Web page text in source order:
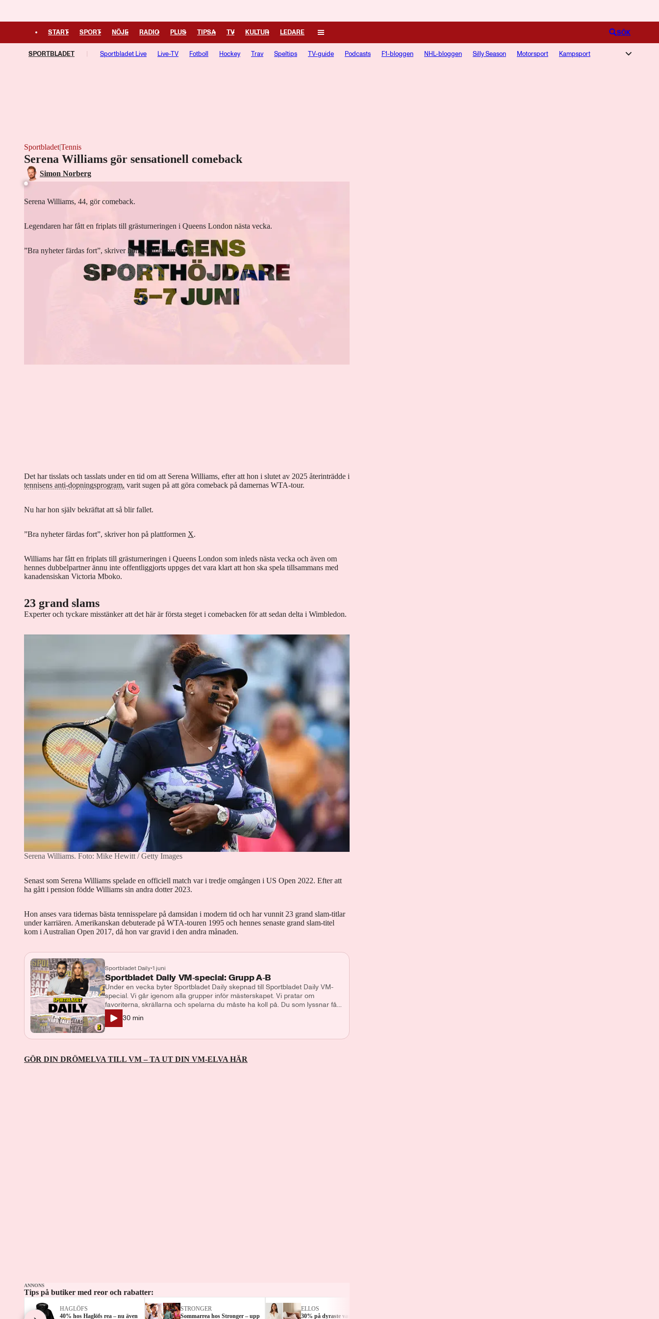
START SPORT NÖJE RADIO PLUS TIPSA TV KULTUR LEDARE SÖK
SPORTBLADET Sportbladet Live Live-TV Fotboll Hockey Trav Speltips TV-guide Podcasts F1-bloggen NHL-bloggen Silly Season Motorsport Kampsport
Sportbladet|Tennis
Serena Williams gör sensationell comeback
Simon Norberg
Serena Williams, 44, gör comeback.
Legendaren har fått en friplats till grästurneringen i Queens London nästa vecka.
”Bra nyheter färdas fort”, skriver hon på plattformenX.
Lyssna på artikeln
Det har tisslats och tasslats under en tid om att Serena Williams, efter att hon i slutet av 2025 återinträdde i
tennisens anti-dopningsprogram, varit sugen på att göra comeback på damernas WTA-tour.
Nu har hon själv bekräftat att så blir fallet.
”Bra nyheter färdas fort”, skriver hon på plattformen X.
Williams har fått en friplats till grästurneringen i Queens London som inleds nästa vecka och även om
hennes dubbelpartner ännu inte offentliggjorts uppges det vara klart att hon ska spela tillsammans med
kanadensiskan Victoria Mboko.
23 grand slams
Experter och tyckare misstänker att det här är första steget i comebacken för att sedan delta i Wimbledon.
Serena Williams. Foto: Mike Hewitt / Getty Images
Senast som Serena Williams spelade en officiell match var i tredje omgången i US Open 2022. Efter att
ha gått i pension födde Williams sin andra dotter 2023.
Hon anses vara tidernas bästa tennisspelare på damsidan i modern tid och har vunnit 23 grand slam-titlar
under karriären. Amerikanskan debuterade på WTA-touren 1995 och hennes senaste grand slam-titel
kom i Australian Open 2017, då hon var gravid i den andra månaden.
Sportbladet Daily•1 juni
Sportbladet Daily VM‑special: Grupp A‑B
Under en vecka byter Sportbladet Daily skepnad till Sportbladet Daily VM-
special. Vi går igenom alla grupper inför mästerskapet. Vi pratar om
favoriterna, skrällarna och spelarna du måste ha koll på. Du som lyssnar får
analyser, snackisar och våra hetaste spaningar. I detta avsnitt går vi igenom
grupp A och B tillsammans med Pontus Wernbloom och Makoto Asahara.
och Pontus Wernbloom Kontakt: podcast@aftonbladet.se Ansvarig utgivare:
30 min
GÖR DIN DRÖMELVA TILL VM – TA UT DIN VM-ELVA HÄR
ANNONS
Tips på butiker med reor och rabatter:
HAGLÖFS
40% hos Haglöfs rea – nu även
STRONGER
Sommarrea hos Stronger – upp
ELLOS
30% på dyraste varan + 15% på